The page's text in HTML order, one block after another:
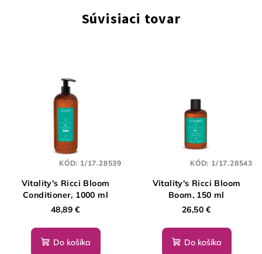
Súvisiaci tovar
Vitality's Ricci Bloom
Conditioner, 1000 ml
48,89 €
Do košíka
KÓD: 1/17.28539
Vitality's Ricci Bloom
Boom, 150 ml
26,50 €
Do košíka
KÓD: 1/17.28543